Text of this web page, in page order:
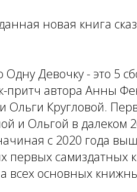
новая книга
Одну Девочку - это 5
притч автора Анны
Ольги Кругловой.
и Ольгой в далеком
с 2020 года
первых самиздатных
всех основных